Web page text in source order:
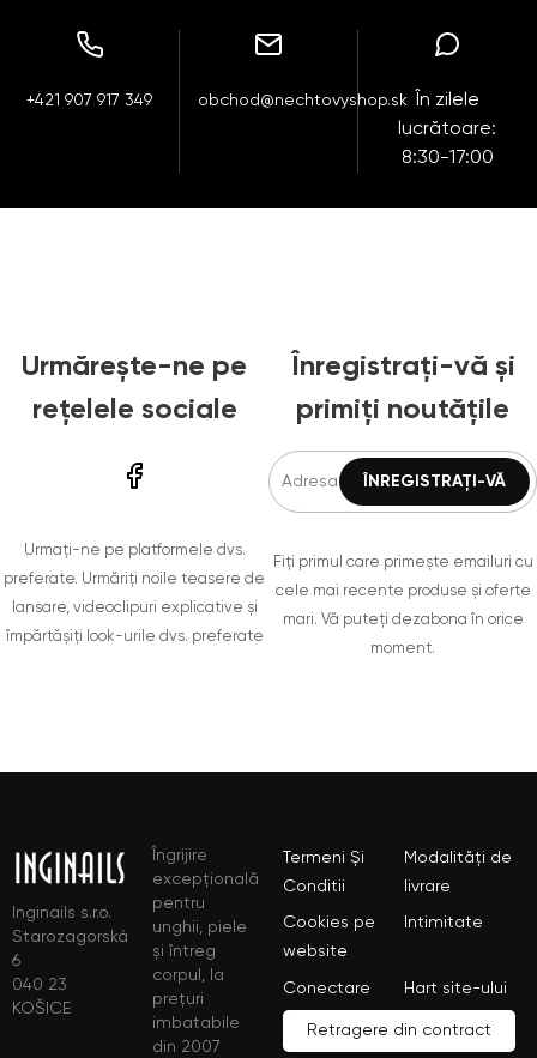
+421 907 917 349 obchod@nechtovyshop.sk
În zilele
lucrătoare:
8:30-17:00
Urmărește-ne pe
rețelele sociale
Urmați-ne pe platformele dvs.
preferate. Urmăriți noile teasere de
lansare, videoclipuri explicative și
împărtășiți look-urile dvs. preferate
Înregistrați-vă și
primiți noutățile
Fiți primul care primește emailuri cu
cele mai recente produse și oferte
mari. Vă puteți dezabona în orice
moment.
Inginails s.r.o.
Starozagorská
6
040 23
KOŠICE
Îngrijire
excepțională
pentru
unghii, piele
și întreg
corpul, la
prețuri
imbatabile
din 2007
Termeni Și
Conditii
Modalități de
livrare
Cookies pe
website
Intimitate
Conectare Hart site-ului
Retragere din contract